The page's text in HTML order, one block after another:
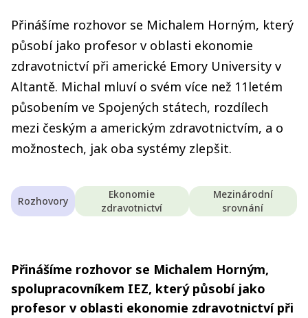
Přinášíme rozhovor se Michalem Horným, který
působí jako profesor v oblasti ekonomie
zdravotnictví při americké Emory University v
Altantě. Michal mluví o svém více než 11letém
působením ve Spojených státech, rozdílech
mezi českým a americkým zdravotnictvím, a o
možnostech, jak oba systémy zlepšit.
Rozhovory
Ekonomie
zdravotnictví
Mezinárodní
srovnání
Přinášíme rozhovor se Michalem Horným,
spolupracovníkem IEZ, který působí jako
profesor v oblasti ekonomie zdravotnictví při